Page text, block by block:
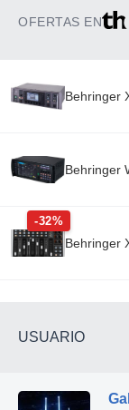
OFERTAS EN
Behringer
Behringer
-32%
Behringer
USUARIO